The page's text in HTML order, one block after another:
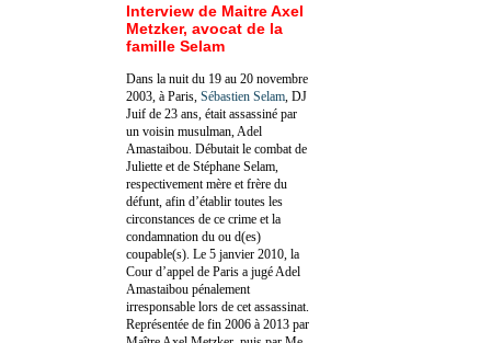
Interview de Maitre Axel
Metzker, avocat de la
famille Selam
Dans la nuit du 19 au 20 novembre
2003, à Paris, Sébastien Selam , DJ
Juif de 23 ans, était assassiné par
un voisin musulman, Adel
Amastaibou. Débutait le combat de
Juliette et de Stéphane Selam,
respectivement mère et frère du
défunt, afin d’établir toutes les
circonstances de ce crime et la
condamnation du ou d(es)
coupable(s). Le 5 janvier 2010, la
Cour d’appel de Paris a jugé Adel
Amastaibou pénalement
irresponsable lors de cet assassinat.
Représentée de fin 2006 à 2013 par